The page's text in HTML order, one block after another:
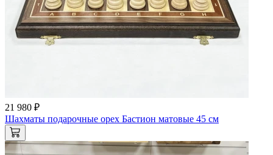
21 980 ₽
Шахматы подарочные орех Бастион матовые 45 см